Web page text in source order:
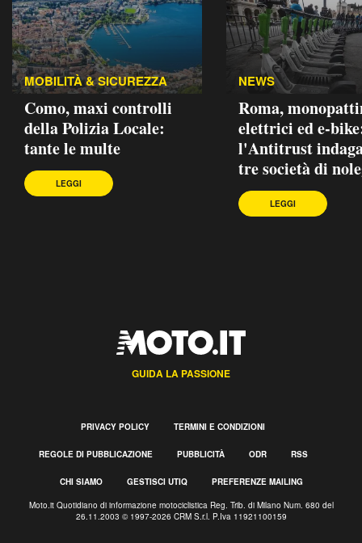
MOBILITÀ & SICUREZZA
Como, maxi controlli
della Polizia Locale:
tante le multe
LEGGI
NEWS
Roma,
elettrici ed e-
l'Antitrust
tre società di
LEGGI
GUIDA LA PASSIONE
PRIVACY POLICY TERMINI E CONDIZIONI
REGOLE DI PUBBLICAZIONE PUBBLICITÀ ODR RSS
CHI SIAMO GESTISCI UTIQ PREFERENZE MAILING
Moto.it Quotidiano di informazione motociclistica Reg. Trib. di Milano Num. 680 del
26.11.2003 © 1997-2026 CRM S.r.l. P.Iva 11921100159